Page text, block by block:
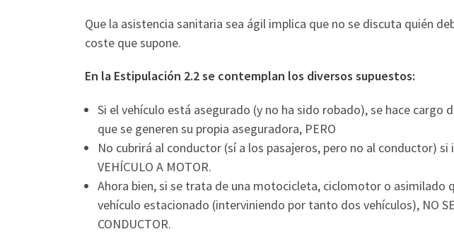
Que la asistencia sanitaria sea ágil implica que no se discuta quién
coste que supone.
En la Estipulación 2.2 se contemplan los diversos supuestos:
Si el vehículo está asegurado (y no ha sido robado), se hace cargo
que se generen su propia aseguradora, PERO
No cubrirá al conductor (sí a los pasajeros, pero no al conductor) si
VEHÍCULO A MOTOR.
Ahora bien, si se trata de una motocicleta, ciclomotor o asimilado
vehículo estacionado (interviniendo por tanto dos vehículos), NO
CONDUCTOR.